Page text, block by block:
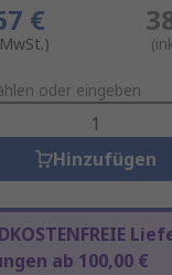
€
oder eingeben
Hinzufügen
ab 100,00 €